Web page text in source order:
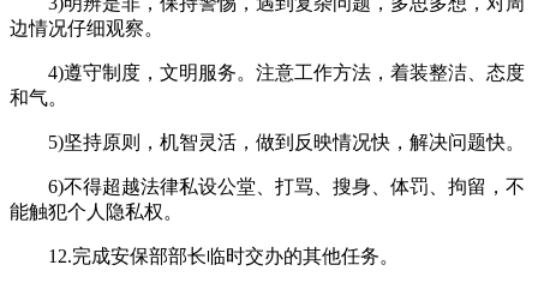
边情况仔细观察。
4)遵守制度，文明服务。注意工作方法，着装整洁、态度
和气。
5)坚持原则，机智灵活，做到反映情况快，解决问题快。
6)不得超越法律私设公堂、打骂、搜身、体罚、拘留，不
能触犯个人隐私权。
12.完成安保部部长临时交办的其他任务。